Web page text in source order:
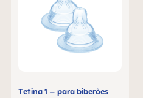
Tetina 1 – para biberões